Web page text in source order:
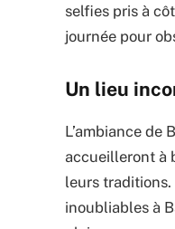
selfies pris à
journée pour
Un lieu
L’ambiance de
accueilleront à
leurs traditions.
inoubliables à